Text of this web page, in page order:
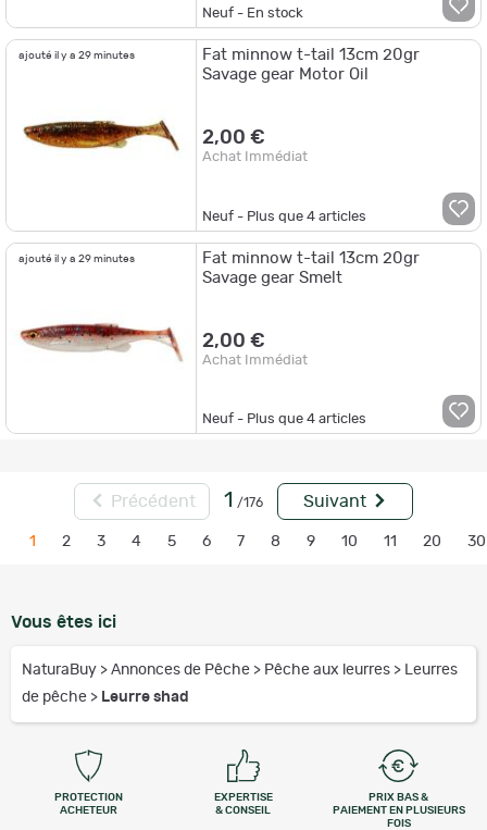
Neuf - En stock
ajouté il y a 29 minutes
Fat minnow t-tail 13cm 20gr
Savage gear Motor Oil
2,00 €
Achat Immédiat
Neuf - Plus que4 articles
ajouté il y a 29 minutes
Fat minnow t-tail 13cm 20gr
Savage gear Smelt
2,00 €
Achat Immédiat
Neuf - Plus que4 articles
Précédent 1 /176 Suivant
1 2 3 4 5 6 7 8 9 10 11 20 30
Vous êtes ici
NaturaBuy > Annonces de Pêche > Pêche aux leurres > Leurres
de pêche > Leurre shad
PROTECTION
ACHETEUR
EXPERTISE
& CONSEIL
PRIX BAS &
PAIEMENT EN PLUSIEURS
FOIS